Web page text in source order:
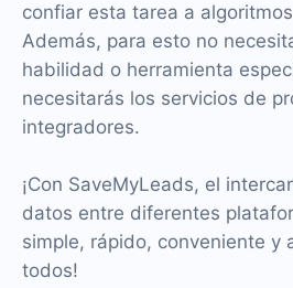
confiar esta tarea a
Además, para esto no
habilidad o herramienta
necesitarás los servicios de
integradores.
¡Con SaveMyLeads, el
datos entre diferentes
simple, rápido, conveniente y
todos!